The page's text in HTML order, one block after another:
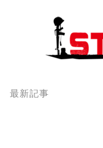
最新記事